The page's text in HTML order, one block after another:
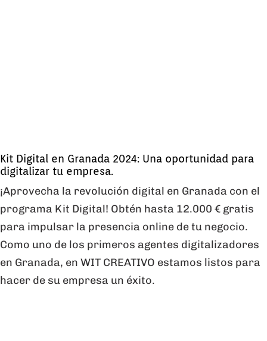
Kit Digital en Granada 2024: Una oportunidad para
digitalizar tu empresa.
¡Aprovecha la revolución digital en Granada con el
programa Kit Digital! Obtén hasta 12.000 € gratis
para impulsar la presencia online de tu negocio.
Como uno de los primeros agentes digitalizadores
en Granada, en WIT CREATIVO estamos listos para
hacer de su empresa un éxito.